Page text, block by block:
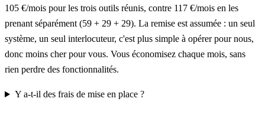
105 €/mois pour les trois outils réunis, contre 117 €/mois en les
prenant séparément (59 + 29 + 29). La remise est assumée : un seul
système, un seul interlocuteur, c'est plus simple à opérer pour nous,
donc moins cher pour vous. Vous économisez chaque mois, sans
rien perdre des fonctionnalités.
Y a-t-il des frais de mise en place ?